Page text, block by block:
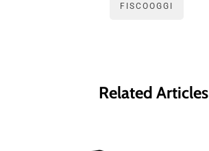
FISCOOGGI
Related Articles